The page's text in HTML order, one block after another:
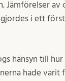
Jämförelser av
i ett
hänsyn till
hade varit